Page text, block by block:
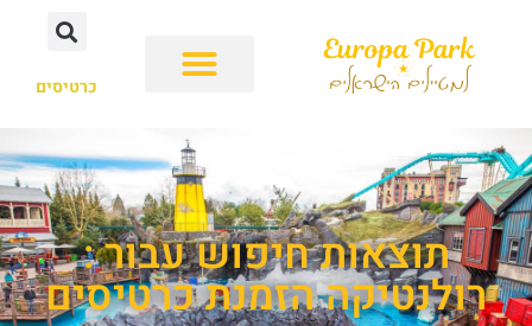
כרטיסים
תוצאות חיפוש עבור :
רולנטיקה הזמנת כרטיסים